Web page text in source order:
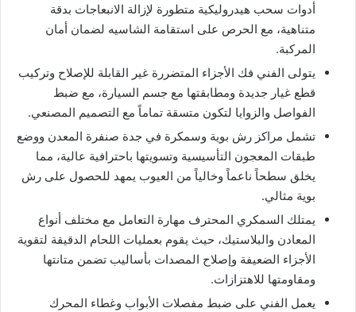
أدوات سحب هيدروليكية متطورة لإزالة الانبعاجات بدقة
متناهية، مع الحرص على استقامة الشاسيه لضمان أمان
المركبة.
يتولى الفني فك الأجزاء المتضررة غير القابلة للإصلاح وتركيب
قطع غيار جديدة ومطابقتها مع جسم السيارة، مع ضبط
الفواصل والزوايا لتكون متسقة تماماً مع التصميم المصنعي.
تشمل مراكز رش بوية وسمكرة في جدة صنفرة المعدن ووضع
طبقات المعجون التأسيسية وتسويتها باحترافية عالية، مما
يخلق سطحاً ناعماً وخالياً من العيوب يمهد للحصول على رش
بوية مثالي.
يمتلك السمكري المحترف مهارة التعامل مع مختلف أنواع
المعادن والبلاستيك، حيث يقوم بعمليات اللحام الدقيقة لتقوية
الأجزاء الضعيفة وإصلاح المصدات بأساليب تضمن متانتها
ومقاومتها للاهتزازات.
يعمل الفني على ضبط مفصلات الأبواب وغطاء المحرك